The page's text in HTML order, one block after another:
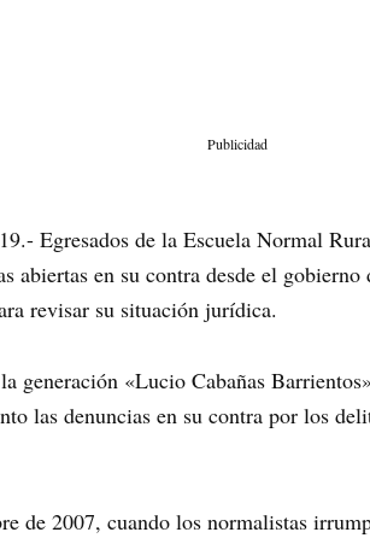
Publicidad
Egresados de la Escuela Normal
abiertas en su contra desde el
revisar su situación jurídica.
generación «Lucio Cabañas
las denuncias en su contra por los
de 2007, cuando los normalistas